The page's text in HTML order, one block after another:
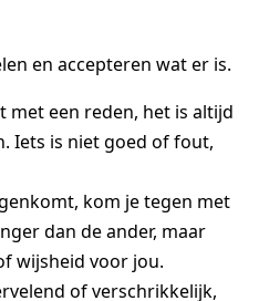
en accepteren wat er is.
met een reden, het is altijd
Iets is niet goed of fout,
kom je tegen met
dan de ander, maar
wijsheid voor jou.
of verschrikkelijk,